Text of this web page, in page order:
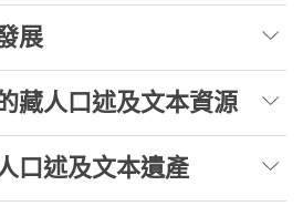
展
藏人口述及文本資源
口述及文本遺產